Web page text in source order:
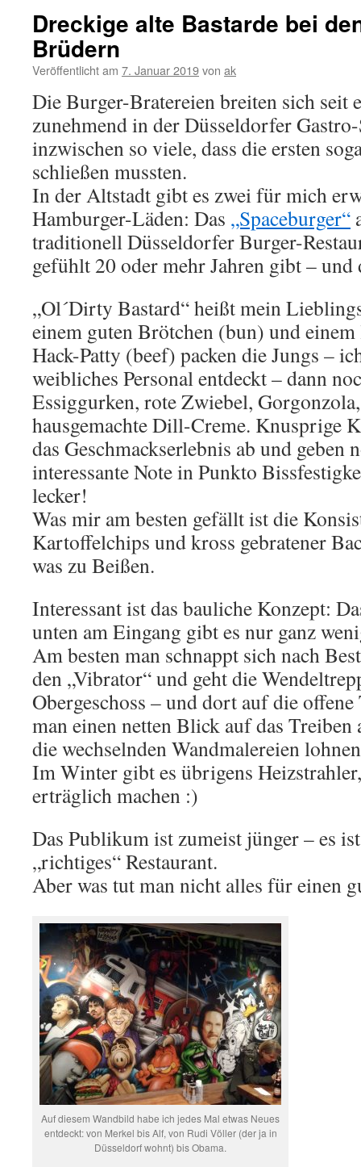
Dreckige alte Bastarde bei
Brüdern
Veröffentlicht am 7. Januar 2019von ak
Die Burger-Bratereien breiten sich seit
zunehmend in der Düsseldorfer
inzwischen so viele, dass die ersten
schließen mussten.
In der Altstadt gibt es zwei für mich
Hamburger-Läden: Das „Spaceburger“
traditionell Düsseldorfer Burger-
gefühlt 20 oder mehr Jahren gibt –
„Ol´Dirty Bastard“ heißt mein
einem guten Brötchen (bun) und
Hack-Patty (beef) packen die Jungs –
weibliches Personal entdeckt – dann
Essiggurken, rote Zwiebel,
hausgemachte Dill-Creme. Knusprige
das Geschmackserlebnis ab und geben
interessante Note in Punkto
lecker!
Was mir am besten gefällt ist die
Kartoffelchips und kross gebratener
was zu Beißen.
Interessant ist das bauliche Konzept:
unten am Eingang gibt es nur ganz
Am besten man schnappt sich nach
den „Vibrator“ und geht die
Obergeschoss – und dort auf die
man einen netten Blick auf das Treiben
die wechselnden Wandmalereien
Im Winter gibt es übrigens
erträglich machen :)
Das Publikum ist zumeist jünger – es
„richtiges“ Restaurant.
Aber was tut man nicht alles für einen
Auf diesem Wandbild habe ich jedes Mal etwas Neues
entdeckt: von Merkel bis Alf, von Rudi Völler (der ja in
Düsseldorf wohnt) bis Obama.